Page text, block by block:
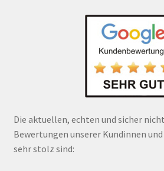
Die aktuellen, echten und sicher
Bewertungen unserer Kundinnen
sehr stolz sind: